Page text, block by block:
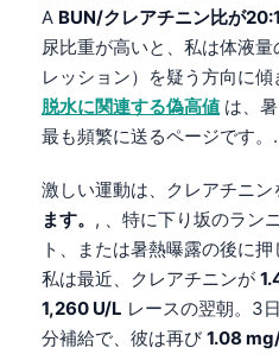
A BUN/クレアチニン比が
尿比重が高いと、私は体液
レッション）を疑う方向に
脱水に関連する偽高値 は、
最も頻繁に送るページです。.
激しい運動は、クレアチニン
ます。 , 、特に下り坂のラン
ト、または暑熱曝露の後に押
私は最近、クレアチニンが
1,260 U/L レースの翌朝。3
分補給で、彼は再び 1.08